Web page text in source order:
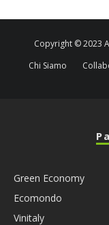
Copyright © 2023
Chi Siamo
Green Economy
Ecomondo
Vinitaly